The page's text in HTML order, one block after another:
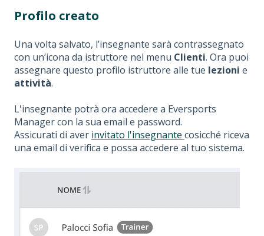
Profilo creato
Una volta salvato, l’insegnante sarà contrassegnato
con un’icona da istruttore nel menu Clienti. Ora puoi
assegnare questo profilo istruttore alle tue lezioni e
attività.
L'insegnante potrà ora accedere a Eversports
Manager con la sua email e password.
Assicurati di aver invitato l'insegnante cosicché riceva
una email di verifica e possa accedere al tuo sistema.